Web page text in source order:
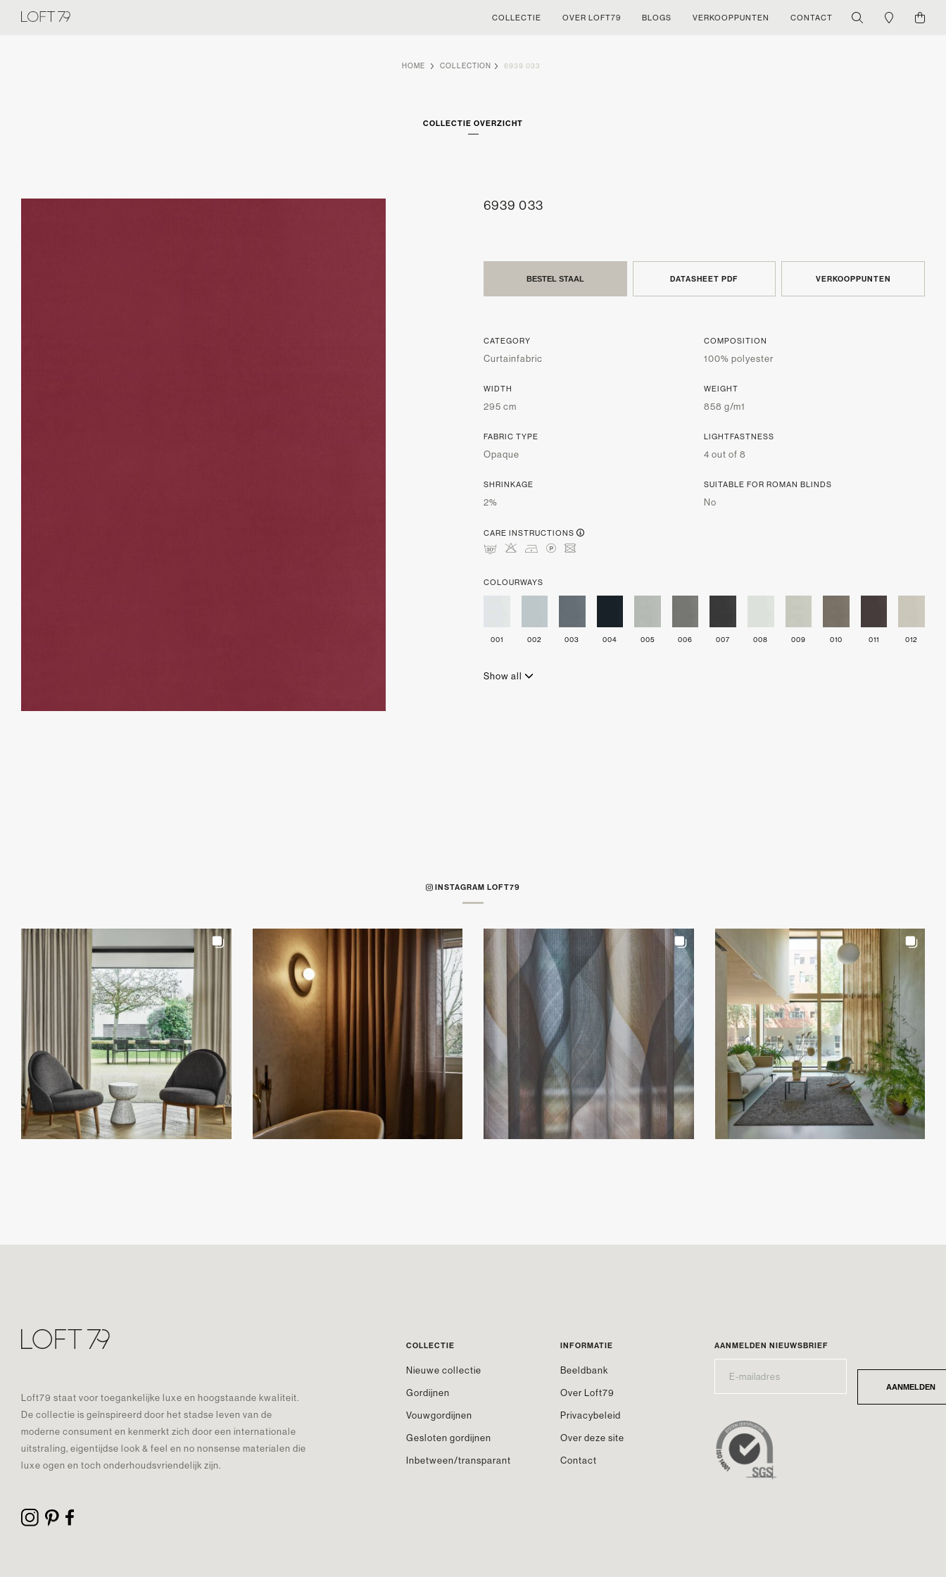
COLLECTIE OVER LOFT79 BLOGS VERKOOPPUNTEN CONTACT
HOME COLLECTION 6939 033
COLLECTIE OVERZICHT
6939 033
BESTEL STAAL DATASHEET PDF VERKOOPPUNTEN
CATEGORY
Curtainfabric
COMPOSITION
100% polyester
WIDTH
295 cm
WEIGHT
858 g/m1
FABRIC TYPE
Opaque
LIGHTFASTNESS
4 out of 8
SHRINKAGE
2%
SUITABLE FOR ROMAN BLINDS
No
CARE INSTRUCTIONS
mHDLU
COLOURWAYS
001 002 003 004 005 006 007 008 009 010 011 012
Show all
INSTAGRAM LOFT79
Loft79 staat voor toegankelijke luxe en hoogstaande kwaliteit.
De collectie is geïnspireerd door het stadse leven van de
moderne consument en kenmerkt zich door een internationale
uitstraling, eigentijdse look & feel en no nonsense materialen die
luxe ogen en toch onderhoudsvriendelijk zijn.
COLLECTIE
Nieuwe collectie
Gordijnen
Vouwgordijnen
Gesloten gordijnen
Inbetween/transparant
INFORMATIE
Beeldbank
Over Loft79
Privacybeleid
Over deze site
Contact
AANMELDEN NIEUWSBRIEF
* AANMELDEN